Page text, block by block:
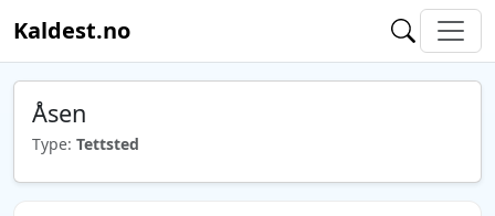
Kaldest.no
Åsen
Type: Tettsted